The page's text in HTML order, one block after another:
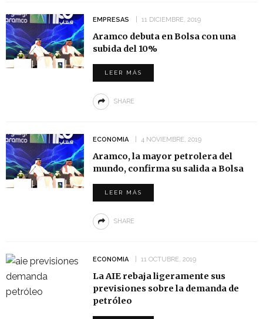
EMPRESAS 11 DICIEMBRE, 2019
Aramco debuta en Bolsa con una
subida del 10%
LEER MÁS
SHARE
ECONOMIA 4 NOVIEMBRE, 2019
Aramco, la mayor petrolera del
mundo, confirma su salida a Bolsa
LEER MÁS
SHARE
ECONOMIA 11 OCTUBRE, 2019
La AIE rebaja ligeramente sus
previsiones sobre la demanda de
petróleo